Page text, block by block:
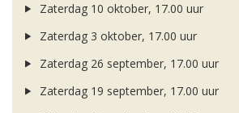
Zaterdag 10 oktober, 17.00 uur
Zaterdag 3 oktober, 17.00 uur
Zaterdag 26 september, 17.00 uur
Zaterdag 19 september, 17.00 uur